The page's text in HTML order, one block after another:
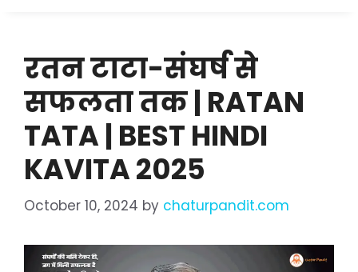
रतन टाटा-संघर्ष से
सफलता तक | RATAN
TATA | BEST HINDI
KAVITA 2025
October 10, 2024 by chaturpandit.com